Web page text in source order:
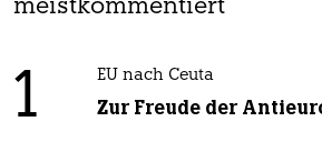
meistkommentiert
1 EU nach Ceuta
Zur Freude der